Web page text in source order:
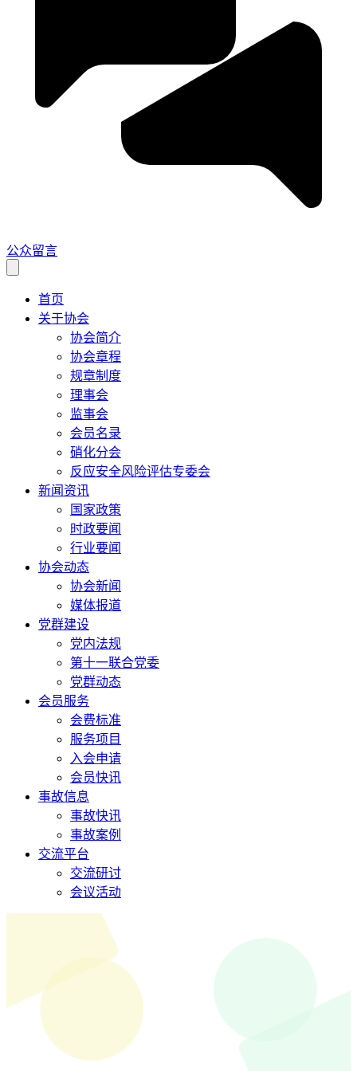
公众留言
首页
关于协会
协会简介
协会章程
规章制度
理事会
监事会
会员名录
硝化分会
反应安全风险评估专委会
新闻资讯
国家政策
时政要闻
行业要闻
协会动态
协会新闻
媒体报道
党群建设
党内法规
第十一联合党委
党群动态
会员服务
会费标准
服务项目
入会申请
会员快讯
事故信息
事故快讯
事故案例
交流平台
交流研讨
会议活动